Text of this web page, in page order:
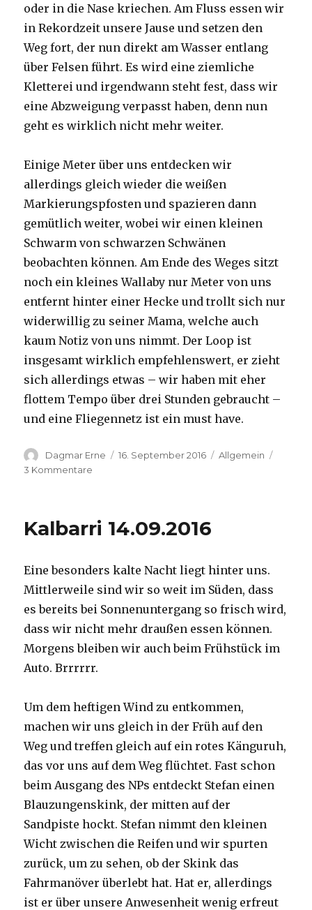
oder in die Nase kriechen. Am Fluss essen wir
in Rekordzeit unsere Jause und setzen den
Weg fort, der nun direkt am Wasser entlang
über Felsen führt. Es wird eine ziemliche
Kletterei und irgendwann steht fest, dass wir
eine Abzweigung verpasst haben, denn nun
geht es wirklich nicht mehr weiter.
Einige Meter über uns entdecken wir
allerdings gleich wieder die weißen
Markierungspfosten und spazieren dann
gemütlich weiter, wobei wir einen kleinen
Schwarm von schwarzen Schwänen
beobachten können. Am Ende des Weges sitzt
noch ein kleines Wallaby nur Meter von uns
entfernt hinter einer Hecke und trollt sich nur
widerwillig zu seiner Mama, welche auch
kaum Notiz von uns nimmt. Der Loop ist
insgesamt wirklich empfehlenswert, er zieht
sich allerdings etwas – wir haben mit eher
flottem Tempo über drei Stunden gebraucht –
und eine Fliegennetz ist ein must have.
Autor
Dagmar Erne
Veröffentlicht
16. September 2016 Kategorien
Allgemein
3 Kommentare
Kalbarri 14.09.2016
Eine besonders kalte Nacht liegt hinter uns.
Mittlerweile sind wir so weit im Süden, dass
es bereits bei Sonnenuntergang so frisch wird,
dass wir nicht mehr draußen essen können.
Morgens bleiben wir auch beim Frühstück im
Auto. Brrrrrr.
Um dem heftigen Wind zu entkommen,
machen wir uns gleich in der Früh auf den
Weg und treffen gleich auf ein rotes Känguruh,
das vor uns auf dem Weg flüchtet. Fast schon
beim Ausgang des NPs entdeckt Stefan einen
Blauzungenskink, der mitten auf der
Sandpiste hockt. Stefan nimmt den kleinen
Wicht zwischen die Reifen und wir spurten
zurück, um zu sehen, ob der Skink das
Fahrmanöver überlebt hat. Hat er, allerdings
ist er über unsere Anwesenheit wenig erfreut